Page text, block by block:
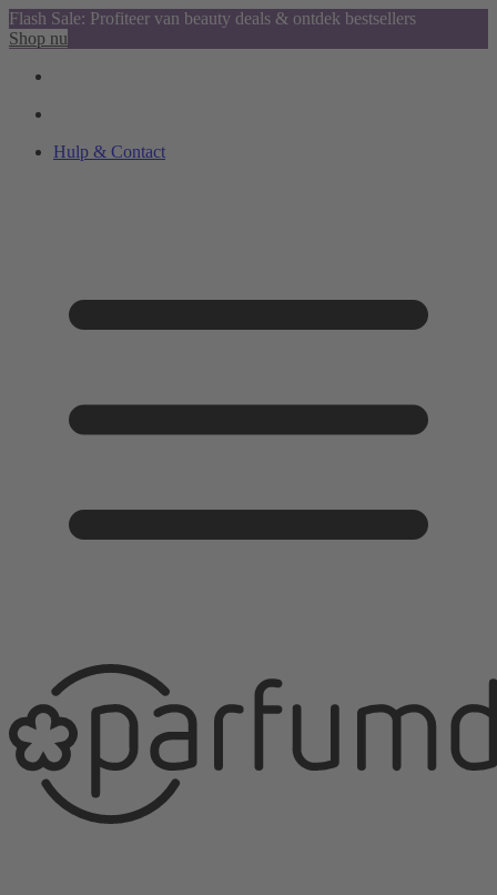
Flash Sale: Profiteer van beauty deals & ontdek bestsellers
Shop nu
Hulp & Contact